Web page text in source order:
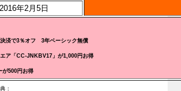
年2月5日
済で3％オフ 3年ベーシック無償
ア「CC-JNKBV17」が1,000円お得
が500円お得
：